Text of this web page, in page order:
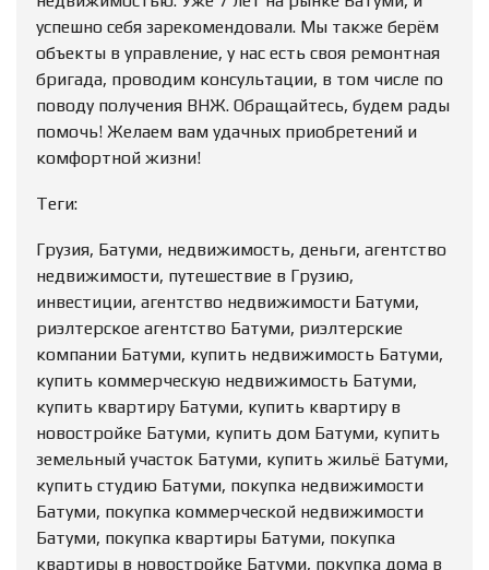
успешно себя зарекомендовали. Мы также берём
объекты в управление, у нас есть своя ремонтная
бригада, проводим консультации, в том числе по
поводу получения ВНЖ. Обращайтесь, будем рады
помочь! Желаем вам удачных приобретений и
комфортной жизни!
Теги:
Грузия, Батуми, недвижимость, деньги, агентство
недвижимости, путешествие в Грузию,
инвестиции, агентство недвижимости Батуми,
риэлтерское агентство Батуми, риэлтерские
компании Батуми, купить недвижимость Батуми,
купить коммерческую недвижимость Батуми,
купить квартиру Батуми, купить квартиру в
новостройке Батуми, купить дом Батуми, купить
земельный участок Батуми, купить жильё Батуми,
купить студию Батуми, покупка недвижимости
Батуми, покупка коммерческой недвижимости
Батуми, покупка квартиры Батуми, покупка
квартиры в новостройке Батуми, покупка дома в